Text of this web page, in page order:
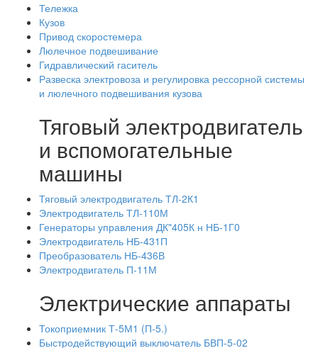
Тележка
Кузов
Привод скоростемера
Люлечное подвешивание
Гидравлический гаситель
Развеска электровоза и регулировка рессорной системы
и люлечного подвешивания кузова
Тяговый электродвигатель
и вспомогательные
машины
Тяговый электродвигатель ТЛ-2К1
Электродвигатель ТЛ-110М
Генераторы управления ДК"405К н НБ-1Г0
Электродвигатель НБ-431П
Преобразователь НБ-436В
Электродвигатель П-11М
Электрические аппараты
Токоприемник Т-5М1 (П-5.)
Быстродействующий выключатель БВП-5-02